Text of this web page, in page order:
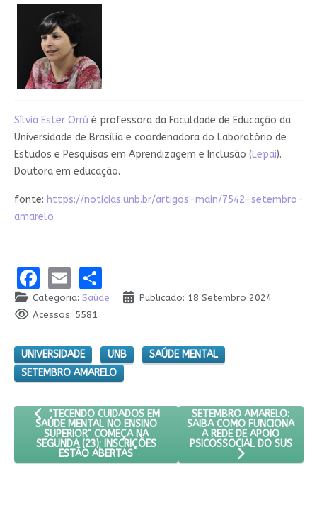
Sílvia Ester Orrúé professora da Faculdade de Educação da
Universidade de Brasília e coordenadora do Laboratório de
Estudos e Pesquisas em Aprendizagem e Inclusão (Lepai).
Doutora em educação.
fonte: https://noticias.unb.br/artigos-main/7542-setembro-
amarelo
Facebook
EmailShare
Categoria: Saúde
Publicado: 18 Setembro 2024
Acessos: 5581
UNIVERSIDADE UNB
SAÚDE MENTAL
SETEMBRO AMARELO
ARTIGO ANTERIOR: "TECENDO CUIDADOS EM SAÚDE MENTAL
"TECENDO CUIDADOS EM
SAÚDE MENTAL NO ENSINO
SUPERIOR" COMEÇA NA
SEGUNDA (23); INSCRIÇÕES
ESTÃO ABERTAS
PRÓXIMO ARTIGO:
SETEMBRO AMARELO:
SAIBA COMO FUNCIONA
A REDE DE APOIO
PSICOSSOCIAL DO SUS